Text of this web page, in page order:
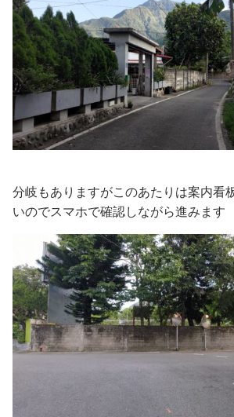
分岐もありますがこのあたりは案内看
いのでスマホで確認しながら進みます